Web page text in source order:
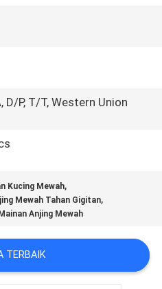
D/P, T/T, Western Union
Kucing Mewah,
Mewah Tahan Gigitan,
Anjing Mewah
TERBAIK